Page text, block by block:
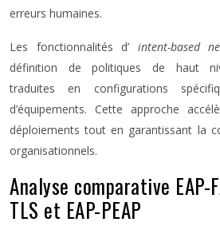
erreurs humaines.
Les fonctionnalités d’ intent-based
définition de politiques de haut
traduites en configurations
d’équipements. Cette approche
déploiements tout en garantissant la
organisationnels.
Analyse comparative EAP-
TLS et EAP-PEAP